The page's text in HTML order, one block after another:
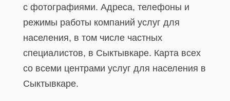
с фотографиями. Адреса, телефоны и
режимы работы компаний услуг для
населения, в том числе частных
специалистов, в Сыктывкаре. Карта всех
со всеми центрами услуг для населения в
Сыктывкаре.